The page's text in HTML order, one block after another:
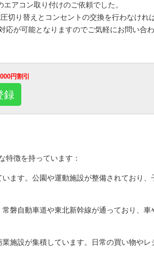
アコン取り付けのご依頼でした。
切り替えとコンセントの交換を行わなけれ
応が可能となりますのでご気軽にお問い合
円割引
録
特徴を持っています：
ます。公園や運動施設が整備されており、
磐自動車道や東北新幹線が通っており、車
施設が集積しています。日常の買い物やレ